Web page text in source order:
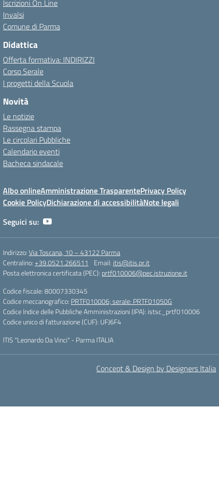
Iscrizioni On Line
Invalsi
Comune di Parma
Didattica
Offerta formativa: INDIRIZZI
Corso Serale
I progetti della Scuola
Novità
Le notizie
Rassegna stampa
Le circolari Pubbliche
Calendario eventi
Bacheca sindacale
Albo onlineAmministrazione TrasparentePrivacy Policy
Cookie PolicyDichiarazione di accessibilitàNote legali
Seguici su:
Indirizzo:Via Toscana, 10 – 43122 Parma
Centralino:+39.0521.266511 Email: itis@itis.pr.it
Posta elettronica certificata (PEC): prtf010006@pec.istruzione.it
Codice fiscale: 80007330345
Codice meccanografico: PRTF010006; serale: PRTF01050G
Codice Indice delle Pubbliche Amministrazioni (IPA): istsc_prtf010006
Codice unico di fatturazione (CUF): UFJ6F4
ITIS "Leonardo Da Vinci" - Parma ITALIA
Concept & Design by Designers Italia